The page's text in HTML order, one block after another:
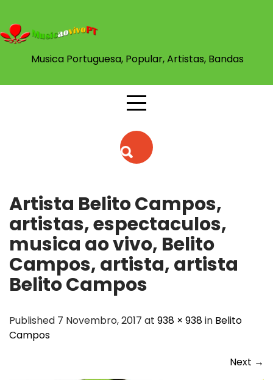
content
Musica Portuguesa, Popular, Artistas, Bandas
Artista Belito Campos,
artistas, espectaculos,
musica ao vivo, Belito
Campos, artista, artista
Belito Campos
Published 7 Novembro, 2017 at 938 × 938in Belito
Campos
Next →